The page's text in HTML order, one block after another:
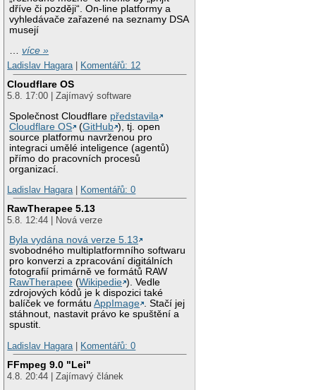
dříve či později“. On-line platformy a
vyhledávače zařazené na seznamy DSA
musejí
…více »
Ladislav Hagara| Komentářů: 12
Cloudflare OS
5.8. 17:00 | Zajímavý software
Společnost Cloudflare představila
Cloudflare OS
(GitHub ), tj. open
source platformu navrženou pro
integraci umělé inteligence (agentů)
přímo do pracovních procesů
organizací.
Ladislav Hagara| Komentářů: 0
RawTherapee 5.13
5.8. 12:44 | Nová verze
Byla vydána nová verze 5.13
svobodného multiplatformního softwaru
pro konverzi a zpracování digitálních
fotografií primárně ve formátů RAW
RawTherapee (Wikipedie ). Vedle
zdrojových kódů je k dispozici také
balíček ve formátuAppImage . Stačí jej
stáhnout, nastavit právo ke spuštění a
spustit.
Ladislav Hagara| Komentářů: 0
FFmpeg 9.0 "Lei"
4.8. 20:44 | Zajímavý článek